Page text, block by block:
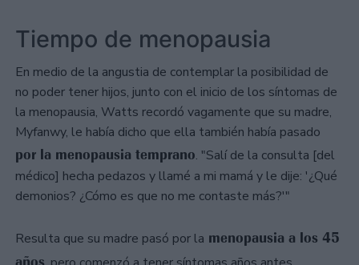
Tiempo de menopausia
En medio de la angustia de contemplar la posibilidad de
no poder tener hijos, junto con el inicio de los síntomas de
la menopausia, Watts recordó vagamente que su madre,
Myfanwy, le había dicho que ella también había pasado
por la menopausia temprano. "Salí de la consulta [del
médico] hecha pedazos y llamé a mi mamá y le dije: '¿Qué
demonios? ¿Cómo es que no me contaste más?'"
Resulta que su madre pasó por la menopausia a los 45